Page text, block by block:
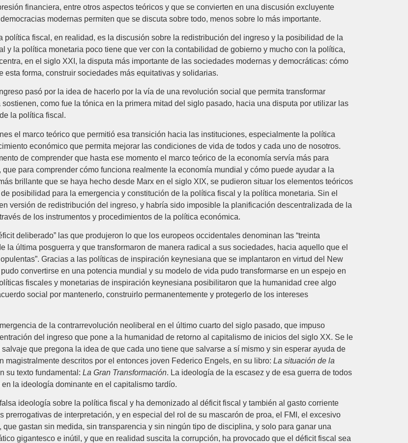
financiera, entre otros aspectos teóricos y que se convierten en una discusión excluyente
modernas permiten que se discuta sobre todo, menos sobre lo más importante.
política fiscal, en realidad, es la discusión sobre la redistribución del ingreso y la posibilidad de la
y la política monetaria poco tiene que ver con la contabilidad de gobierno y mucho con la política,
en el siglo XXI, la disputa más importante de las sociedades modernas y democráticas: cómo
forma, construir sociedades más equitativas y solidarias.
pasó por la idea de hacerlo por la vía de una revolución social que permita transformar
como fue la tónica en la primera mitad del siglo pasado, hacia una disputa por utilizar las
la política fiscal.
el marco teórico que permitió esa transición hacia las instituciones, especialmente la política
económico que permita mejorar las condiciones de vida de todos y cada uno de nosotros.
de comprender que hasta ese momento el marco teórico de la economía servía más para
para comprender cómo funciona realmente la economía mundial y cómo puede ayudar a la
brillante que se haya hecho desde Marx en el siglo XIX, se pudieron situar los elementos teóricos
posibilidad para la emergencia y constitución de la política fiscal y la política monetaria. Sin el
versión de redistribución del ingreso, y habría sido imposible la planificación descentralizada de la
de los instrumentos y procedimientos de la política económica.
deliberado” las que produjeron lo que los europeos occidentales denominan las “treinta
la última posguerra y que transformaron de manera radical a sus sociedades, hacia aquello que el
Gracias a las políticas de inspiración keynesiana que se implantaron en virtud del New
convertirse en una potencia mundial y su modelo de vida pudo transformarse en un espejo en
fiscales y monetarias de inspiración keynesiana posibilitaron que la humanidad cree algo
social por mantenerlo, construirlo permanentemente y protegerlo de los intereses
de la contrarrevolución neoliberal en el último cuarto del siglo pasado, que impuso
del ingreso que pone a la humanidad de retorno al capitalismo de inicios del siglo XX. Se le
que pregona la idea de que cada uno tiene que salvarse a sí mismo y sin esperar ayuda de
magistralmente descritos por el entonces joven Federico Engels, en su libro: La situación de la
su texto fundamental: La Gran Transformación. La ideología de la escasez y de esa guerra de todos
la ideología dominante en el capitalismo tardío.
ideología sobre la política fiscal y ha demonizado al déficit fiscal y también al gasto corriente
de interpretación, y en especial del rol de su mascarón de proa, el FMI, el excesivo
gastan sin medida, sin transparencia y sin ningún tipo de disciplina, y solo para ganar una
gigantesco e inútil, y que en realidad suscita la corrupción, ha provocado que el déficit fiscal sea